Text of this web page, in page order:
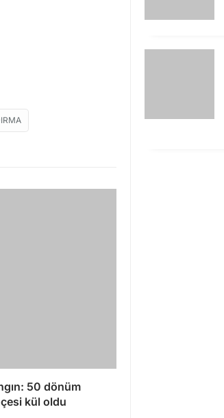
50 dönüm
kül oldu